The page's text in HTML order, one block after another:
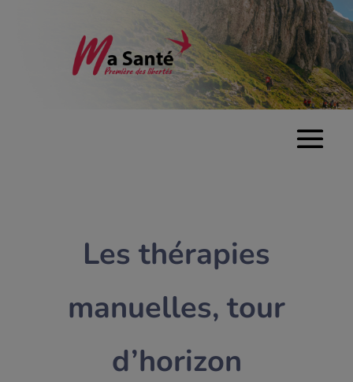
Les thérapies
manuelles, tour
d’horizon